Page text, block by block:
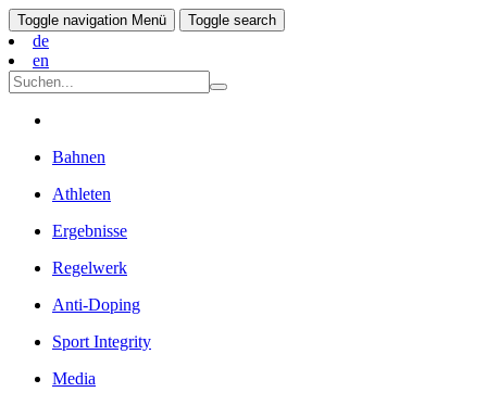
Toggle navigation Menü Toggle search
de
en
Bahnen
Athleten
Ergebnisse
Regelwerk
Anti-Doping
Sport Integrity
Media